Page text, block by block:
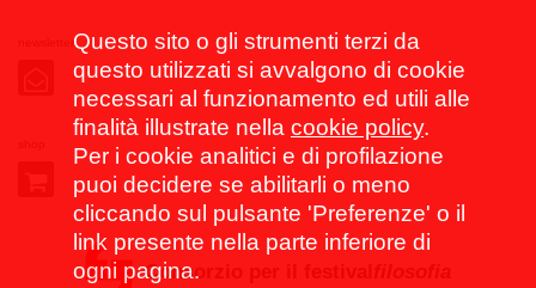
Consorzio per il festival
Questo sito o gli strumenti terzi da
questo utilizzati si avvalgono di cookie
necessari al funzionamento ed utili alle
finalità illustrate nella cookie policy.
Per i cookie analitici e di profilazione
puoi decidere se abilitarli o meno
cliccando sul pulsante 'Preferenze' o il
link presente nella parte inferiore di
ogni pagina.